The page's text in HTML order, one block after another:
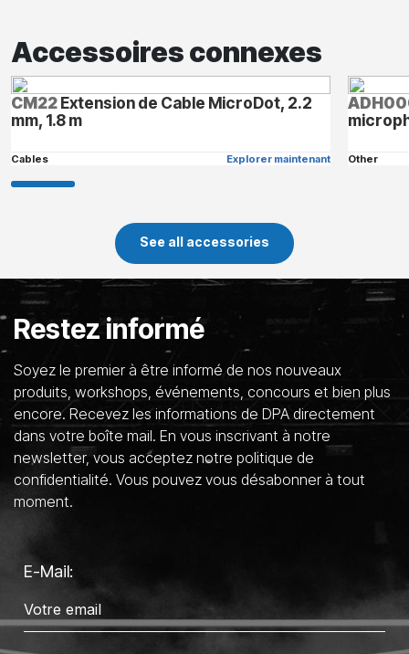
Accessoires connexes
CM22Extension de Cable MicroDot, 2.2
mm, 1.8 m
Cables Explorer maintenant Other
See all accessories
Restez informé
Soyez le premier à être informé de nos nouveaux
produits, workshops, événements, concours et bien plus
encore. Recevez les informations de DPA directement
dans votre boîte mail. En vous inscrivant à notre
newsletter, vous acceptez notre politique de
confidentialité. Vous pouvez vous désabonner à tout
moment.
E-Mail: